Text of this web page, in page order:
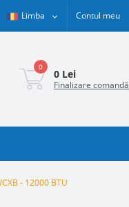
Limba Contul meu
0
0 Lei
Finalizare comandă
- 12000 BTU